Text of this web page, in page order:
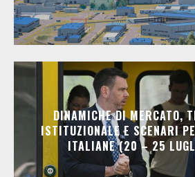
DINAMICHE DI MERCATO,
ISTITUZIONALE E SCENARI
ITALIANE (20 – 25